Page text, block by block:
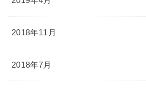
2018年11月
2018年7月